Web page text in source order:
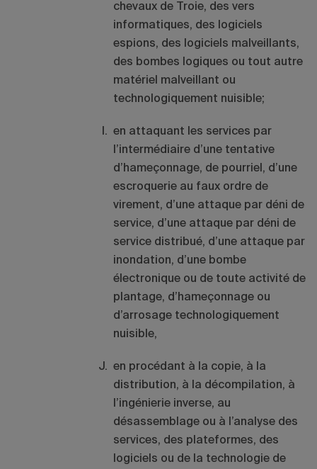
chevaux de Troie, des vers
informatiques, des logiciels
espions, des logiciels malveillants,
des bombes logiques ou tout autre
matériel malveillant ou
technologiquement nuisible;
en attaquant les services par
l’intermédiaire d’une tentative
d’hameçonnage, de pourriel, d’une
escroquerie au faux ordre de
virement, d’une attaque par déni de
service, d’une attaque par déni de
service distribué, d’une attaque par
inondation, d’une bombe
électronique ou de toute activité de
plantage, d’hameçonnage ou
d’arrosage technologiquement
nuisible,
en procédant à la copie, à la
distribution, à la décompilation, à
l’ingénierie inverse, au
désassemblage ou à l’analyse des
services, des plateformes, des
logiciels ou de la technologie de